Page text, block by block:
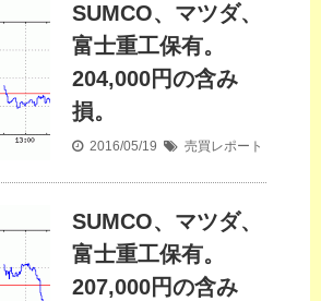
SUMCO、マツダ、
富士重工保有。
204,000円の含み
損。
2016/05/19 売買レポート
SUMCO、マツダ、
富士重工保有。
207,000円の含み